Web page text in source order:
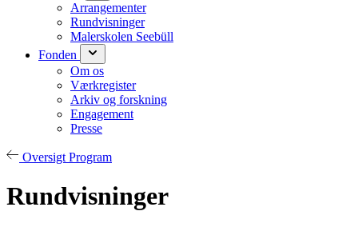
Arrangementer
Rundvisninger
Malerskolen Seebüll
Fonden
Om os
Værkregister
Arkiv og forskning
Engagement
Presse
Oversigt Program
Rundvisninger